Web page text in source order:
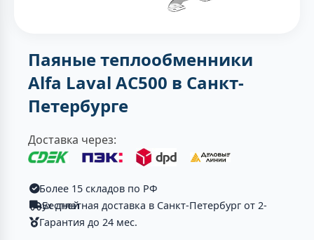
Паяные теплообменники
Alfa Laval AC500 в Санкт-
Петербурге
Доставка через:
Более 15 складов по РФ
Бесплатная доставка в Санкт-Петербург от 2-ух дней
Гарантия до 24 мес.